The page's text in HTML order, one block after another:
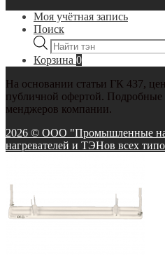
Моя учётная запись
Поиск
Поиск
товаров
Корзина 0
На основании статьи ГК 437,
публичной офертой. Подробные
менджеров компании.
2026 © ООО "Промышленные
нагревателей и ТЭНов всех